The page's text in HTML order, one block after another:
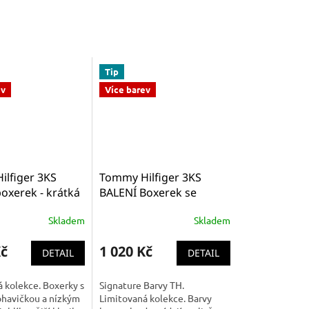
3KS
- krátká
kolekce
Essentials
3PACK Low
1U87903841
Skladem
DETAIL
kolekce. Boxerky s
a nízkým
Tip
Více barev
Tommy Hilfiger 3KS
BALENÍ Boxerek se
nohavičkou modré s
barevnou gomou
limitovaná kolekce -
Premium Essentials v
Typických barvách
značky TH (TH 3PACK
Skladem
1 020 Kč DETAIL
Signature Barvy TH.
Limitovaná kolekce. Barvy